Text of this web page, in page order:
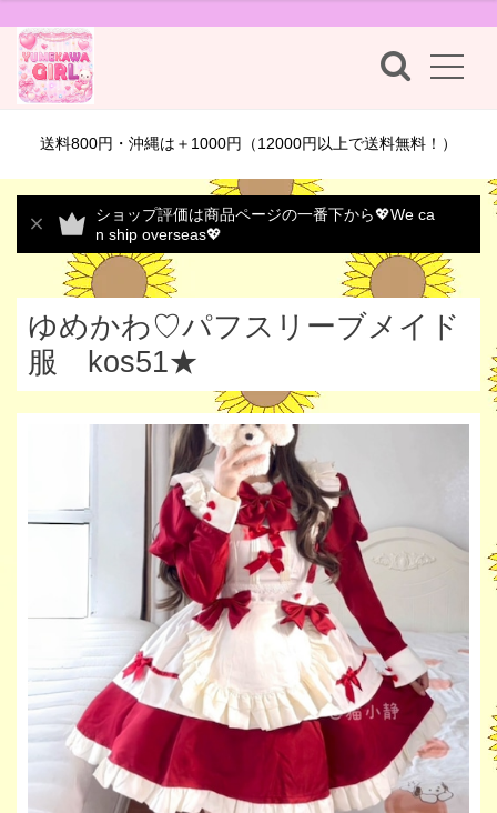
送料800円・沖縄は＋1000円（12000円以上で送料無料！）
ショップ評価は商品ページの一番下から💖We ca
n ship overseas💖
ゆめかわ♡パフスリーブメイド
服 kos51★